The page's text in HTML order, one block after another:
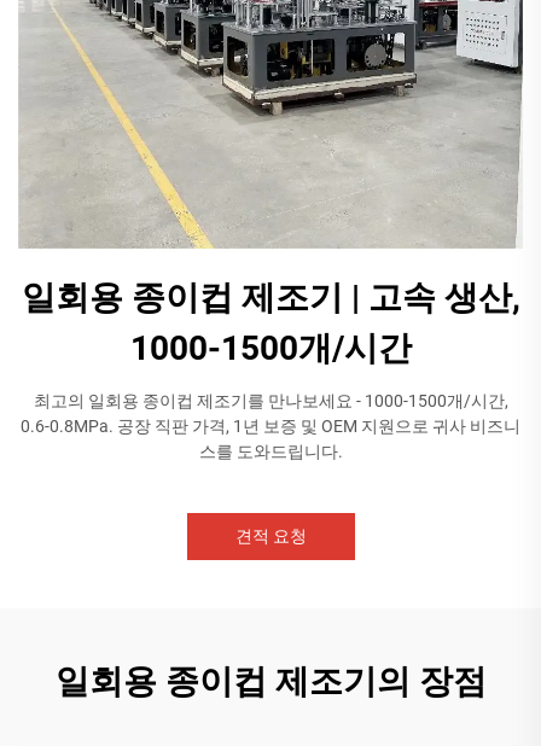
일회용 종이컵 제조기 | 고속 생산,
1000-1500개/시간
최고의 일회용 종이컵 제조기를 만나보세요 - 1000-1500개/시간,
0.6-0.8MPa. 공장 직판 가격, 1년 보증 및 OEM 지원으로 귀사 비즈니
스를 도와드립니다.
견적 요청
일회용 종이컵 제조기의 장점